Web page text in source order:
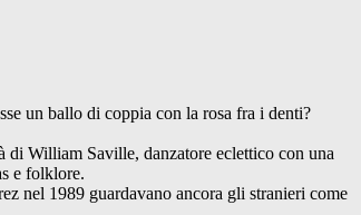
un ballo di coppia con la rosa fra i denti?
di William Saville, danzatore eclettico con una
e folklore.
nel 1989 guardavano ancora gli stranieri come